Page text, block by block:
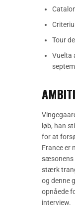
Tour
Vuelta
løb, han
for at
France er
sæsonens
stærk
og denne
opnåede
interview.